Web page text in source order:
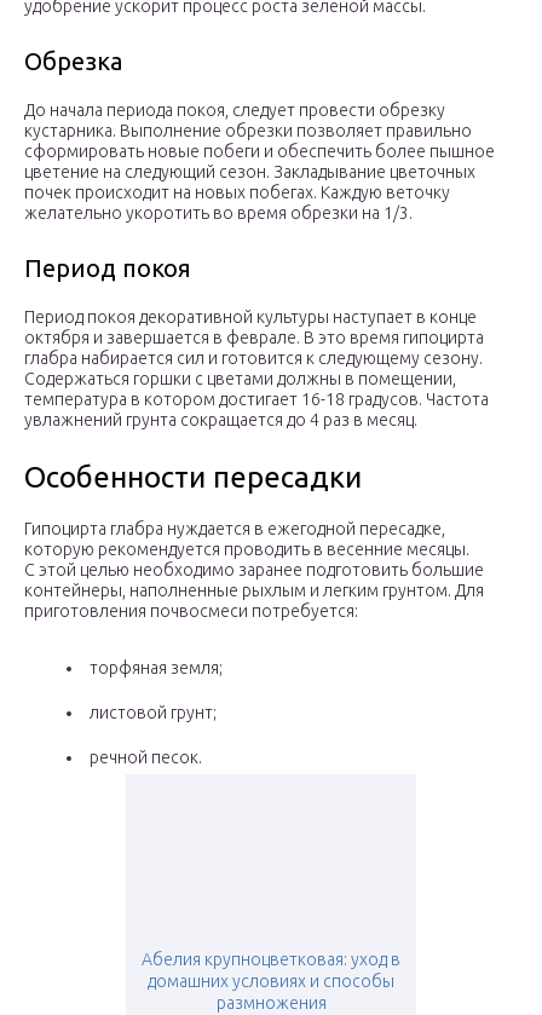
удобрение ускорит процесс роста зеленой массы.
Обрезка
До начала периода покоя, следует провести обрезку
кустарника. Выполнение обрезки позволяет правильно
сформировать новые побеги и обеспечить более пышное
цветение на следующий сезон. Закладывание цветочных
почек происходит на новых побегах. Каждую веточку
желательно укоротить во время обрезки на 1/3.
Период покоя
Период покоя декоративной культуры наступает в конце
октября и завершается в феврале. В это время гипоцирта
глабра набирается сил и готовится к следующему сезону.
Содержаться горшки с цветами должны в помещении,
температура в котором достигает 16-18 градусов. Частота
увлажнений грунта сокращается до 4 раз в месяц.
Особенности пересадки
Гипоцирта глабра нуждается в ежегодной пересадке,
которую рекомендуется проводить в весенние месяцы.
С этой целью необходимо заранее подготовить большие
контейнеры, наполненные рыхлым и легким грунтом. Для
приготовления почвосмеси потребуется:
торфяная земля;
листовой грунт;
речной песок.
Абелия крупноцветковая: уход в
домашних условиях и способы
размножения